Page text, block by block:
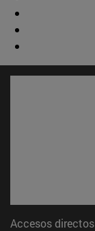
Accesos directos